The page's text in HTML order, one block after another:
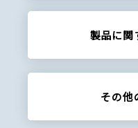
製品に関
その他